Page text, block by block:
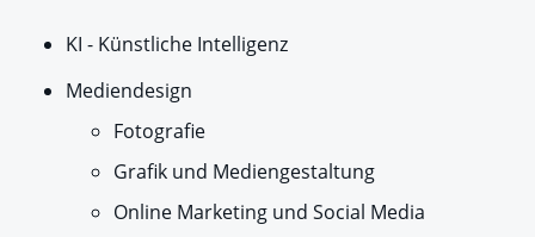
KI - Künstliche Intelligenz
Mediendesign
Fotografie
Grafik und Mediengestaltung
Online Marketing und Social Media